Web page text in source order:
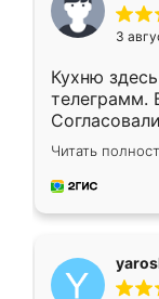
3
Кухню
телеграмм.
недели
довольны
мебель за
Читать